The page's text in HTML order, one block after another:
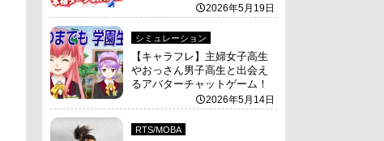
2026年5月19日
シミュレーション
【キャラフレ】主婦女子高生
やおっさん男子高生と出会え
るアバターチャットゲーム！
2026年5月14日
RTS/MOBA